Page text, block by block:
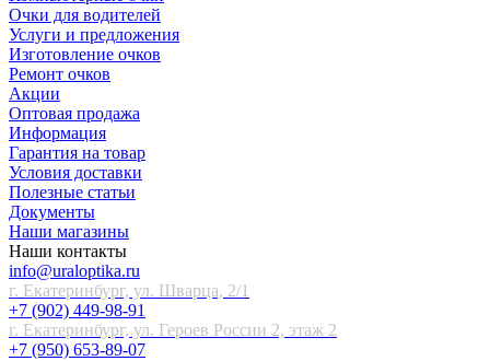
Очки для водителей
Услуги и предложения
Изготовление очков
Ремонт очков
Акции
Оптовая продажа
Информация
Гарантия на товар
Условия доставки
Полезные статьи
Документы
Наши магазины
Наши контакты
info@uraloptika.ru
г. Екатеринбург, ул. Шварца, 2/1
+7 (902) 449-98-91
г. Екатеринбург, ул. Героев России 2, этаж 2
+7 (950) 653-89-07